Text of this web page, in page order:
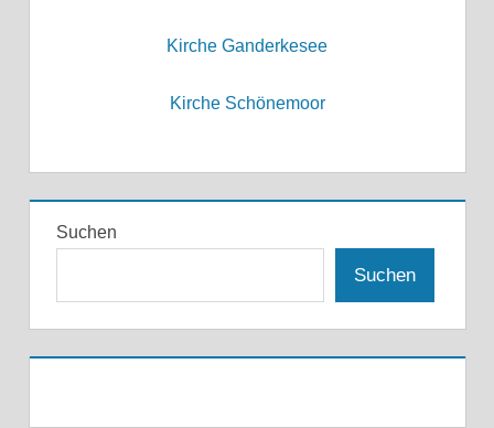
Kirche Ganderkesee
Kirche Schönemoor
Suchen
Suchen